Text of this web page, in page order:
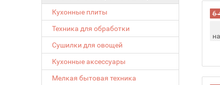
Кухонные плиты
Техника для обработки
Сушилки для овощей
Кухонные аксессуары
Мелкая бытовая техника
6